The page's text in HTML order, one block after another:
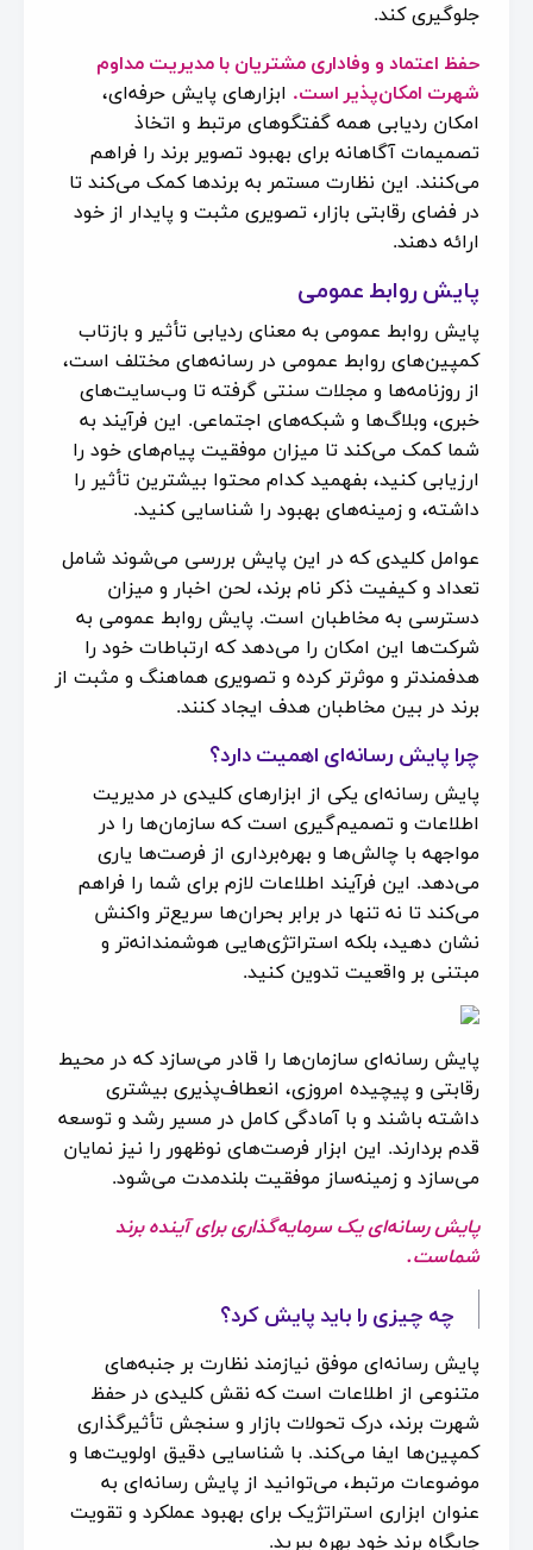
جلوگیری کند.
حفظ اعتماد و وفاداری مشتریان با مدیریت مداوم
شهرت امکان‌پذیر است. ابزارهای پایش حرفه‌ای،
امکان ردیابی همه گفتگوهای مرتبط و اتخاذ
تصمیمات آگاهانه برای بهبود تصویر برند را فراهم
می‌کنند. این نظارت مستمر به برندها کمک می‌کند تا
در فضای رقابتی بازار، تصویری مثبت و پایدار از خود
ارائه دهند.
پایش روابط عمومی
پایش روابط عمومی به معنای ردیابی تأثیر و بازتاب
کمپین‌های روابط عمومی در رسانه‌های مختلف است،
از روزنامه‌ها و مجلات سنتی گرفته تا وب‌سایت‌های
خبری، وبلاگ‌ها و شبکه‌های اجتماعی. این فرآیند به
شما کمک می‌کند تا میزان موفقیت پیام‌های خود را
ارزیابی کنید، بفهمید کدام محتوا بیشترین تأثیر را
داشته، و زمینه‌های بهبود را شناسایی کنید.
عوامل کلیدی که در این پایش بررسی می‌شوند شامل
تعداد و کیفیت ذکر نام برند، لحن اخبار و میزان
دسترسی به مخاطبان است. پایش روابط عمومی به
شرکت‌ها این امکان را می‌دهد که ارتباطات خود را
هدفمندتر و موثرتر کرده و تصویری هماهنگ و مثبت از
برند در بین مخاطبان هدف ایجاد کنند.
چرا پایش رسانه‌ای اهمیت دارد؟
پایش رسانه‌ای یکی از ابزارهای کلیدی در مدیریت
اطلاعات و تصمیم‌گیری است که سازمان‌ها را در
مواجهه با چالش‌ها و بهره‌برداری از فرصت‌ها یاری
می‌دهد. این فرآیند اطلاعات لازم برای شما را فراهم
می‌کند تا نه ‌تنها در برابر بحران‌ها سریع‌تر واکنش
نشان دهید، بلکه استراتژی‌هایی هوشمندانه‌تر و
مبتنی بر واقعیت تدوین کنید.
پایش رسانه‌‌ای سازمان‌ها را قادر می‌سازد که در محیط
رقابتی و پیچیده امروزی، انعطاف‌پذیری بیشتری
داشته باشند و با آمادگی کامل در مسیر رشد و توسعه
قدم بردارند. این ابزار فرصت‌های نوظهور را نیز نمایان
می‌سازد و زمینه‌ساز موفقیت بلندمدت می‌شود.
پایش رسانه‌ای یک سرمایه‌گذاری برای آینده برند
شماست.
چه چیزی را باید پایش کرد؟
پایش رسانه‌ای موفق نیازمند نظارت بر جنبه‌های
متنوعی از اطلاعات است که نقش کلیدی در حفظ
شهرت برند، درک تحولات بازار و سنجش تأثیرگذاری
کمپین‌ها ایفا می‌کند. با شناسایی دقیق اولویت‌ها و
موضوعات مرتبط، می‌توانید از پایش رسانه‌ای به
عنوان ابزاری استراتژیک برای بهبود عملکرد و تقویت
جایگاه برند خود بهره ببرید.